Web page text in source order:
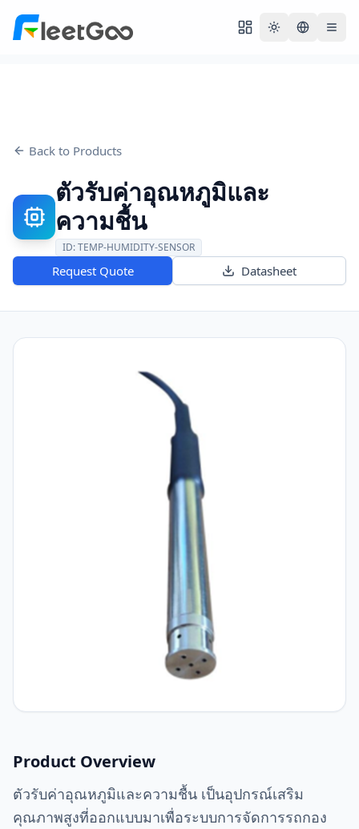
Toggle theme
Back to Products
ตัวรับค่าอุณหภูมิและ
ความชื้น
ID:TEMP-HUMIDITY-SENSOR
Request Quote Datasheet
Product Overview
ตัวรับค่าอุณหภูมิและความชื้น เป็นอุปกรณ์เสริม
คุณภาพสูงที่ออกแบบมาเพื่อระบบการจัดการรถกอง